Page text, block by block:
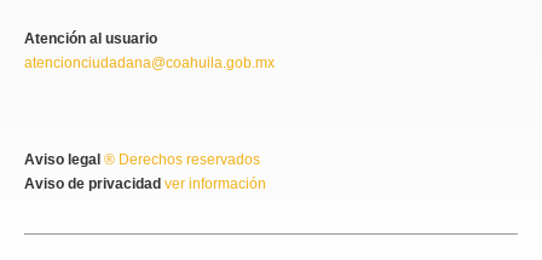
Atención al usuario
atencionciudadana@coahuila.gob.mx
Aviso legal ® Derechos reservados
Aviso de privacidad ver información